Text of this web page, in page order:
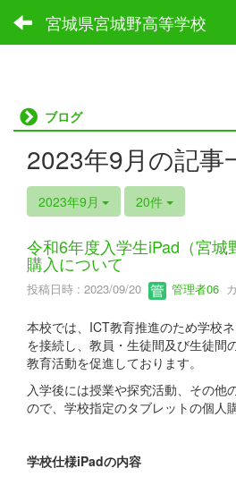
宮城県宮城野高等学校
ブログ
2023年9月の記事
2023年9月 20件
令和6年度入学生iPad（宮城
購入について
投稿日時 : 2023/09/20 管理者06
本校では、ICT教育推進のため学校
を接続し、教員・生徒間及び生徒間
教育活動を促進しております。
入学後には授業や探究活動、その他
ので、学校指定のタブレットの個人
学校仕様iPadの内容